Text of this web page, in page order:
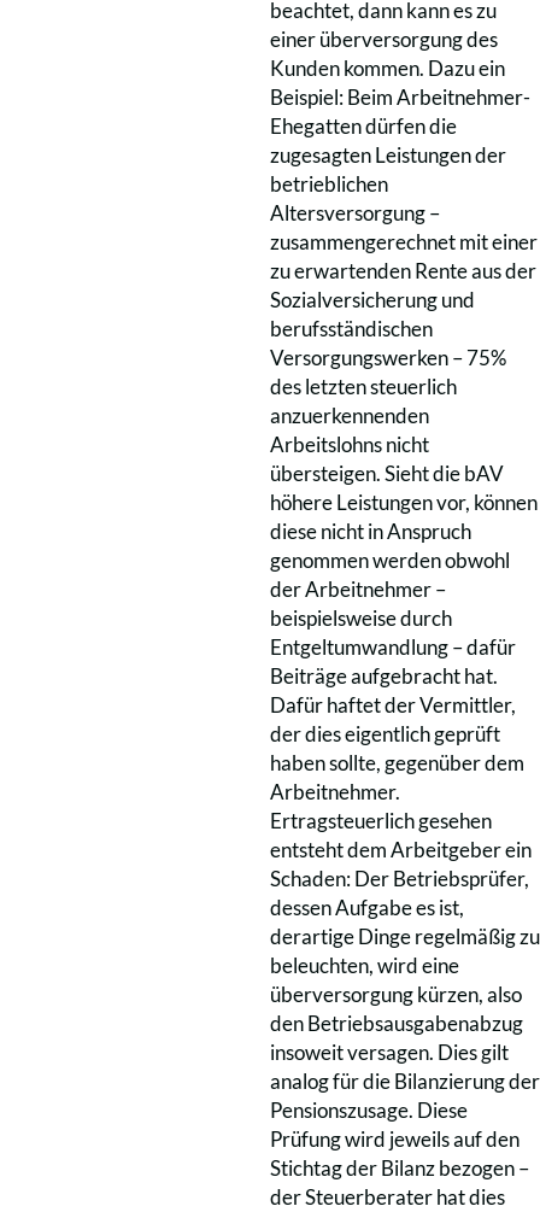
beachtet, dann kann es zu
einer überversorgung des
Kunden kommen. Dazu ein
Beispiel: Beim Arbeitnehmer-
Ehegatten dürfen die
zugesagten Leistungen der
betrieblichen
Altersversorgung –
zusammengerechnet mit einer
zu erwartenden Rente aus der
Sozialversicherung und
berufsständischen
Versorgungswerken – 75%
des letzten steuerlich
anzuerkennenden
Arbeitslohns nicht
übersteigen. Sieht die bAV
höhere Leistungen vor, können
diese nicht in Anspruch
genommen werden obwohl
der Arbeitnehmer –
beispielsweise durch
Entgeltumwandlung – dafür
Beiträge aufgebracht hat.
Dafür haftet der Vermittler,
der dies eigentlich geprüft
haben sollte, gegenüber dem
Arbeitnehmer.
Ertragsteuerlich gesehen
entsteht dem Arbeitgeber ein
Schaden: Der Betriebsprüfer,
dessen Aufgabe es ist,
derartige Dinge regelmäßig zu
beleuchten, wird eine
überversorgung kürzen, also
den Betriebsausgabenabzug
insoweit versagen. Dies gilt
analog für die Bilanzierung der
Pensionszusage. Diese
Prüfung wird jeweils auf den
Stichtag der Bilanz bezogen –
der Steuerberater hat dies